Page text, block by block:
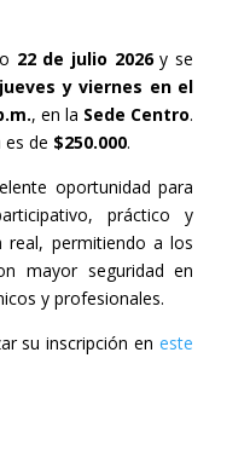
22 de julio 2026y se
y viernes en el
, en la Sede Centro.
es de $250.000.
oportunidad para
práctico y
real, permitiendo a los
mayor seguridad en
y profesionales.
su inscripción eneste